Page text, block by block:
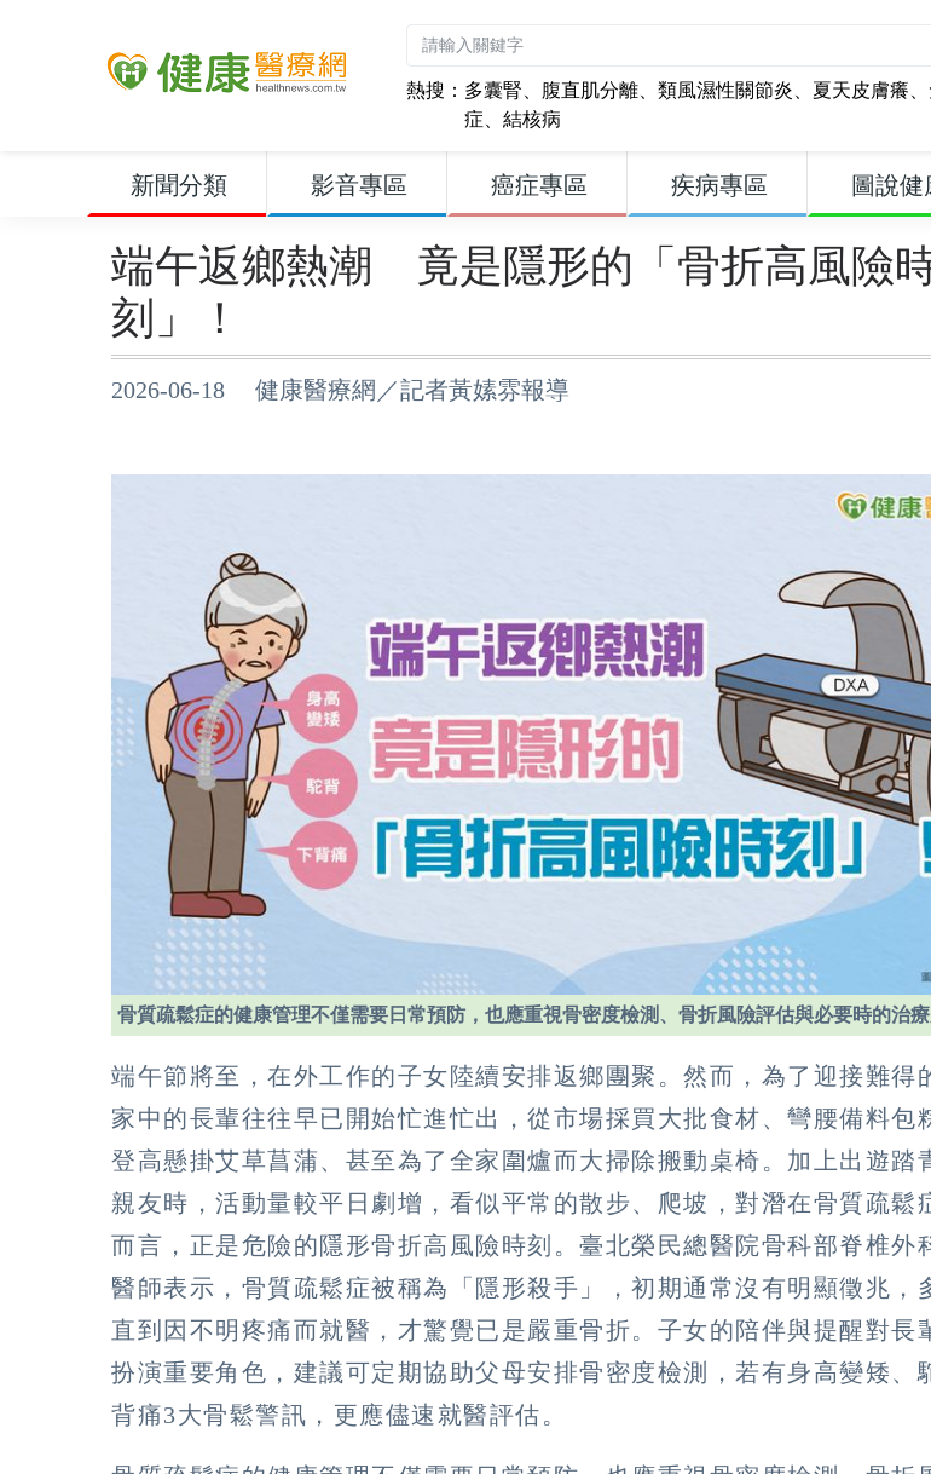
熱搜： 多囊腎、 腹直肌分離、 類風濕性關節炎、 夏天皮膚癢、
症、 結核病
新聞分類 影音專區 癌症專區 疾病專區 圖說健
端午返鄉熱潮 竟是隱形的「骨折高風險
刻」！
2026-06-18 健康醫療網／記者黃嫊雰報導
骨質疏鬆症的健康管理不僅需要日常預防，也應重視骨密度檢測、骨折風險評估與必要時的治療
端午節將至，在外工作的子女陸續安排返鄉團聚。然而，為了迎接難得
家中的長輩往往早已開始忙進忙出，從市場採買大批食材、彎腰備料包
登高懸掛艾草菖蒲、甚至為了全家圍爐而大掃除搬動桌椅。加上出遊踏
親友時，活動量較平日劇增，看似平常的散步、爬坡，對潛在骨質疏鬆
而言，正是危險的隱形骨折高風險時刻。臺北榮民總醫院骨科部脊椎外
醫師表示，骨質疏鬆症被稱為「隱形殺手」，初期通常沒有明顯徵兆，
直到因不明疼痛而就醫，才驚覺已是嚴重骨折。子女的陪伴與提醒對長
扮演重要角色，建議可定期協助父母安排骨密度檢測，若有身高變矮、
背痛3大骨鬆警訊，更應儘速就醫評估。